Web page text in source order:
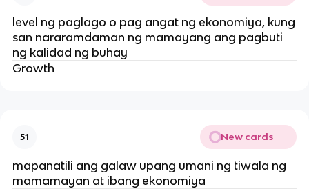
level ng paglago o pag angat ng ekonomiya, kung
san nararamdaman ng mamayang ang pagbuti
ng kalidad ng buhay
Growth
51 New cards
mapanatili ang galaw upang umani ng tiwala ng
mamamayan at ibang ekonomiya